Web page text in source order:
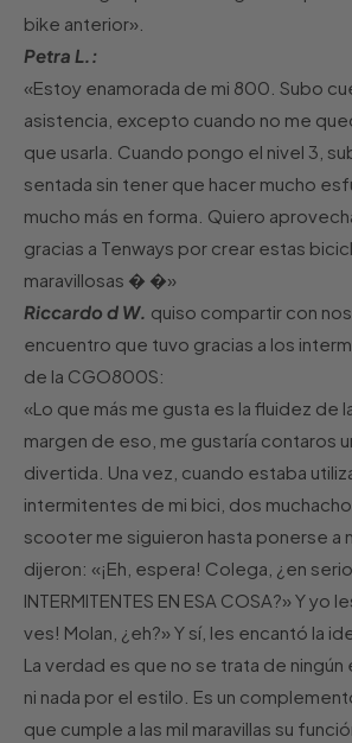
bike anterior».
Petra L.:
«Estoy enamorada de mi 800. Subo
asistencia, excepto cuando no me
que usarla. Cuando pongo el nivel 3,
sentada sin tener que hacer mucho
mucho más en forma. Quiero
gracias a Tenways por crear estas
maravillosas � �»
Riccardo d W. quiso compartir con
encuentro que tuvo gracias a los
de la CGO800S:
«Lo que más me gusta es la fluidez de
margen de eso, me gustaría contaros
divertida. Una vez, cuando estaba
intermitentes de mi bici, dos
scooter me siguieron hasta ponerse a
dijeron: «¡Eh, espera! Colega, ¿en
INTERMITENTES EN ESA COSA?» Y yo
ves! Molan, ¿eh?» Y sí, les encantó la
La verdad es que no se trata de
ni nada por el estilo. Es un
que cumple a las mil maravillas su